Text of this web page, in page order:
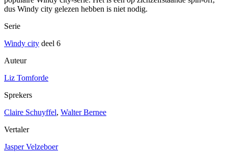
dus Windy city gelezen hebben is niet nodig.
Serie
Windy city deel 6
Auteur
Liz Tomforde
Sprekers
Claire Schuyffel, Walter Bernee
Vertaler
Jasper Velzeboer